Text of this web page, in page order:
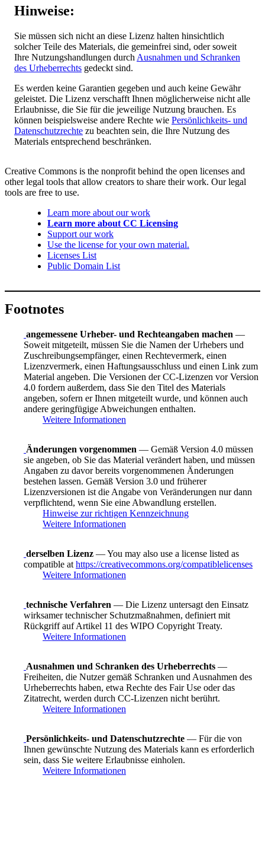
Hinweise:
Sie müssen sich nicht an diese Lizenz halten hinsichtlich
solcher Teile des Materials, die gemeinfrei sind, oder soweit
Ihre Nutzungshandlungen durch Ausnahmen und Schranken
des Urheberrechts gedeckt sind.
Es werden keine Garantien gegeben und auch keine Gewähr
geleistet. Die Lizenz verschafft Ihnen möglicherweise nicht alle
Erlaubnisse, die Sie für die jeweilige Nutzung brauchen. Es
können beispielsweise andere Rechte wie Persönlichkeits- und
Datenschutzrechte zu beachten sein, die Ihre Nutzung des
Materials entsprechend beschränken.
Creative Commons is the nonprofit behind the open licenses and
other legal tools that allow creators to share their work. Our legal
tools are free to use.
Learn more about our work
Learn more about CC Licensing
Support our work
Use the license for your own material.
Licenses List
Public Domain List
Footnotes
angemessene Urheber- und Rechteangaben machen —
Soweit mitgeteilt, müssen Sie die Namen der Urhebers und
Zuschreibungsempfänger, einen Rechtevermerk, einen
Lizenzvermerk, einen Haftungsausschluss und einen Link zum
Material angeben. Die Versionen der CC-Lizenzen vor Version
4.0 fordern außerdem, dass Sie den Titel des Materials
angeben, sofern er Ihnen mitgeteilt wurde, und können auch
andere geringfügige Abweichungen enthalten.
Weitere Informationen
Änderungen vorgenommen — Gemäß Version 4.0 müssen
sie angeben, ob Sie das Material verändert haben, und müssen
Angaben zu davor bereits vorgenommenen Änderungen
bestehen lassen. Gemäß Version 3.0 und früherer
Lizenzversionen ist die Angabe von Veränderungen nur dann
verpflichtend, wenn Sie eine Abwandlung erstellen.
Hinweise zur richtigen Kennzeichnung
Weitere Informationen
derselben Lizenz — You may also use a license listed as
compatible at https://creativecommons.org/compatiblelicenses
Weitere Informationen
technische Verfahren — Die Lizenz untersagt den Einsatz
wirksamer technischer Schutzmaßnahmen, definiert mit
Rückgriff auf Artikel 11 des WIPO Copyright Treaty.
Weitere Informationen
Ausnahmen und Schranken des Urheberrechts —
Freiheiten, die Nutzer gemäß Schranken und Ausnahmen des
Urheberrechts haben, etwa Rechte des Fair Use oder das
Zitatrecht, werden durch CC-Lizenzen nicht berührt.
Weitere Informationen
Persönlichkeits- und Datenschutzrechte — Für die von
Ihnen gewünschte Nutzung des Materials kann es erforderlich
sein, dass Sie weitere Erlaubnisse einholen.
Weitere Informationen